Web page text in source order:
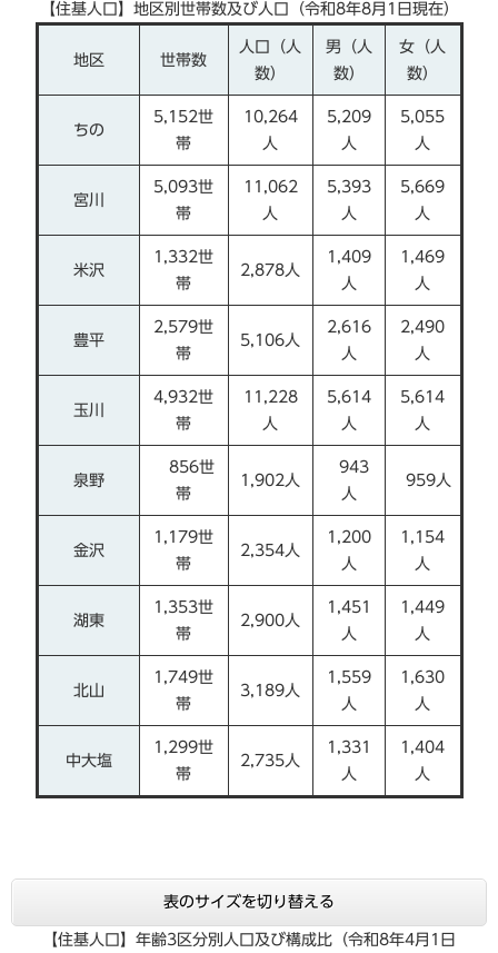
【住基人口】地区別世帯数及び人口（令和8年8月1日現在）
地区 世帯数
人口（人
数）
男（人
数）
女（人
数）
ちの
5,152世
帯
10,264
人
5,209
人
5,055
人
宮川
5,093世
帯
11,062
人
5,393
人
5,669
人
米沢
1,332世
帯
2,878人
1,409
人
1,469
人
豊平
2,579世
帯
5,106人
2,616
人
2,490
人
玉川
4,932世
帯
11,228
人
5,614
人
5,614
人
泉野
856世
帯
1,902人
943
人
959人
金沢
1,179世
帯
2,354人
1,200
人
1,154
人
湖東
1,353世
帯
2,900人
1,451
人
1,449
人
北山
1,749世
帯
3,189人
1,559
人
1,630
人
中大塩
1,299世
帯
2,735人
1,331
人
1,404
人
表のサイズを切り替える
【住基人口】年齢3区分別人口及び構成比（令和8年4月1日